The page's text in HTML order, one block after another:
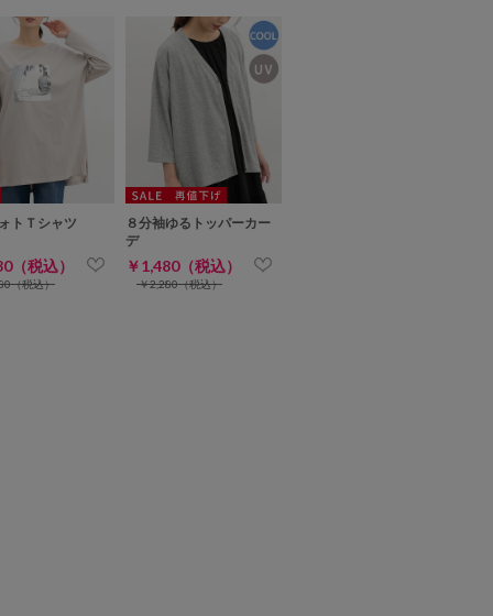
トＴシャツ
（税込）
（税込）
８分袖ゆるトッパーカー
デ
￥1,480（税込）
￥2,280（税込）